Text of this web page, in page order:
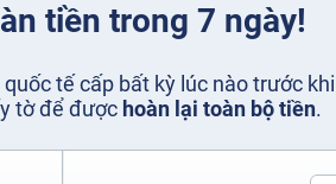
tiền trong 7 ngày!
tế cấp bất kỳ lúc nào trước
tờ để được hoàn lại toàn bộ tiền.